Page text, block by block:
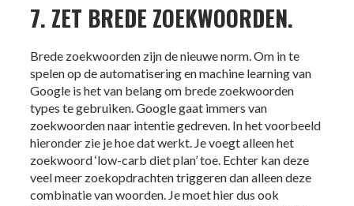
7. ZET BREDE ZOEKWOORDEN.
Brede zoekwoorden zijn de nieuwe norm. Om in te
spelen op de automatisering en machine learning van
Google is het van belang om brede zoekwoorden
types te gebruiken. Google gaat immers van
zoekwoorden naar intentie gedreven. In het voorbeeld
hieronder zie je hoe dat werkt. Je voegt alleen het
zoekwoord ‘low-carb diet plan’ toe. Echter kan deze
veel meer zoekopdrachten triggeren dan alleen deze
combinatie van woorden. Je moet hier dus ook